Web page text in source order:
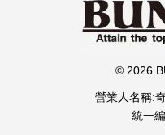
© 2026
營業人名稱:
統一